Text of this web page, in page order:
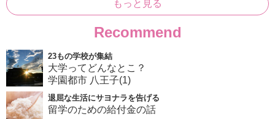
もっと見る
Recommend
23もの学校が集結
大学ってどんなとこ？
学園都市 八王子(1)
退屈な生活にサヨナラを告げる
留学のための給付金の話